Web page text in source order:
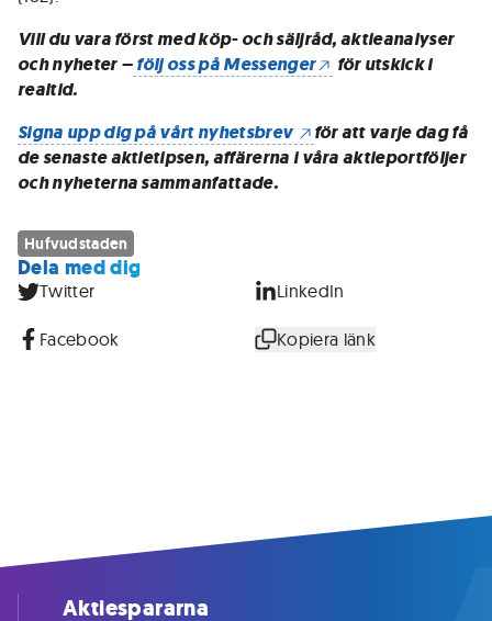
Vill du vara först med köp- och säljråd, aktieanalyser
och nyheter –följ oss på Messenger
för utskick i
realtid.
Signa upp dig på vårt nyhetsbrev
för att varje dag få
de senaste aktietipsen, affärerna i våra aktieportföljer
och nyheterna sammanfattade.
Hufvudstaden
Dela med dig
Twitter LinkedIn
Facebook Kopiera länk
Aktiespararna